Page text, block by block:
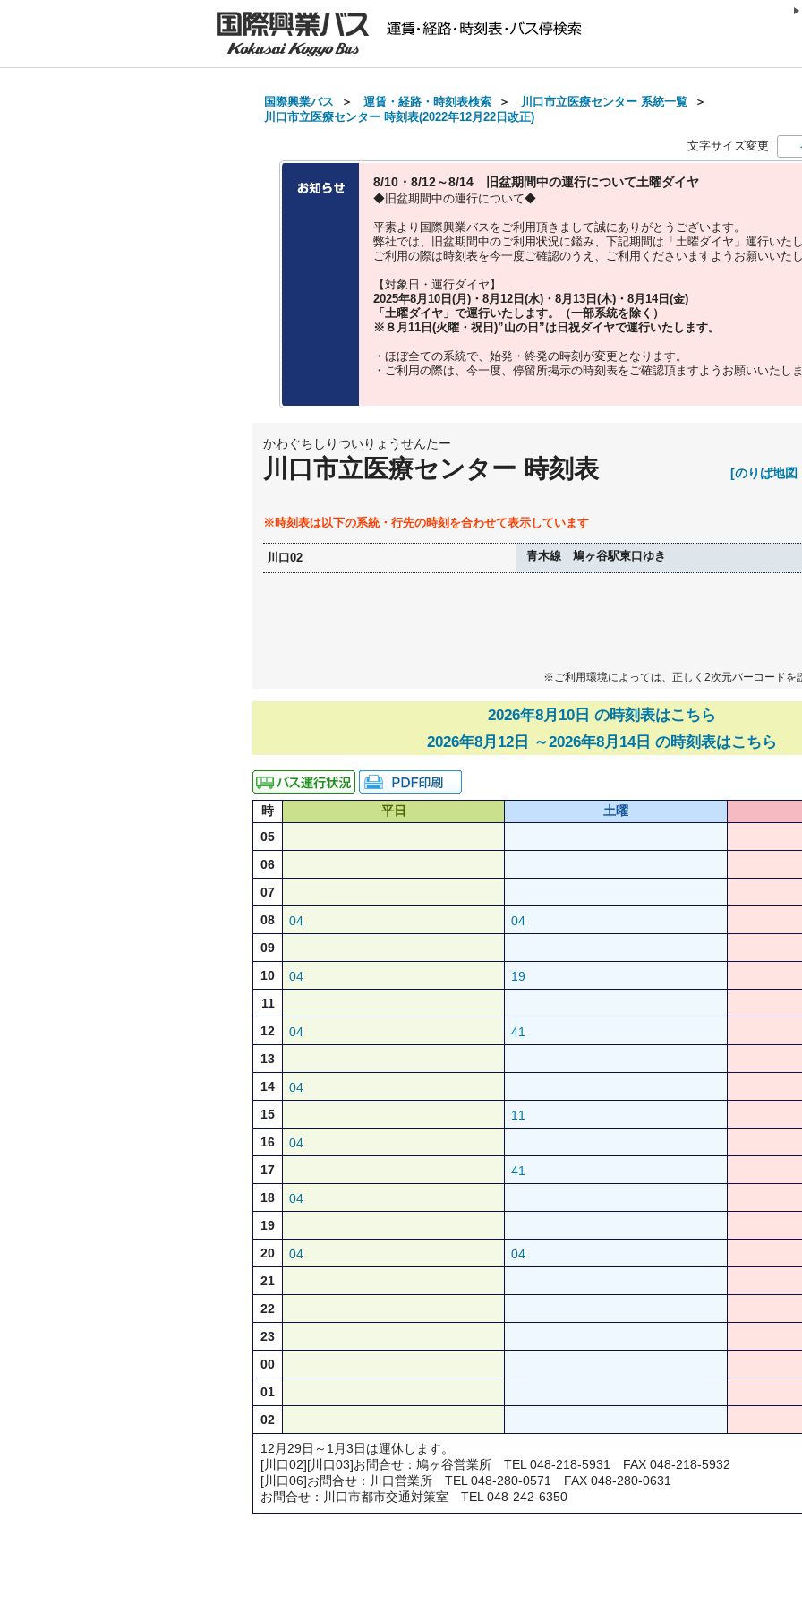
国際興業バス ＞ 運賃・経路・時刻表検索 ＞ 川口市立医療センター 系統一覧 ＞
川口市立医療センター 時刻表(2022年12月22日改正)
文字サイズ変更
8/10・8/12～8/14 旧盆期間中の運行について土曜ダイヤ
◆旧盆期間中の運行について◆
平素より国際興業バスをご利用頂きまして誠にありがとうございます。
弊社では、旧盆期間中のご利用状況に鑑み、下記期間は「土曜ダイヤ」運行いたし
ご利用の際は時刻表を今一度ご確認のうえ、ご利用くださいますようお願いいたし
【対象日・運行ダイヤ】
2025年8月10日(月)・8月12日(水)・8月13日(木)・8月14日(金)
「土曜ダイヤ」 で運行いたします。（一部系統を除く）
※８月11日(火曜・祝日)”山の日 ”は 日祝ダイヤで運行いたします。
・ほぼ全ての系統で、始発・終発の時刻が変更となります。
・ご利用の際は、今一度、 停留所掲示の時刻表をご確認頂ますようお願いいたしま
かわぐちしりついりょうせんたー
川口市立医療センター 時刻表 [のりば地図
※時刻表は以下の系統・行先の時刻を合わせて表示しています
川口02 青木線 鳩ヶ谷駅東口ゆき
※ご利用環境によっては、正しく2次元バーコードを
2026年8月10日 の時刻表はこちら
2026年8月12日 ～2026年8月14日 の時刻表はこちら
時 平日 土曜
05
06
07
08
04
04
09
10
04
19
11
12
04
41
13
14
04
15
11
16
04
17
41
18
04
19
20
04
04
21
22
23
00
01
02
12月29日～1月3日は運休します。
[川口02][川口03]お問合せ：鳩ヶ谷営業所 TEL 048-218-5931 FAX 048-218-5932
[川口06]お問合せ：川口営業所 TEL 048-280-0571 FAX 048-280-0631
お問合せ：川口市都市交通対策室 TEL 048-242-6350